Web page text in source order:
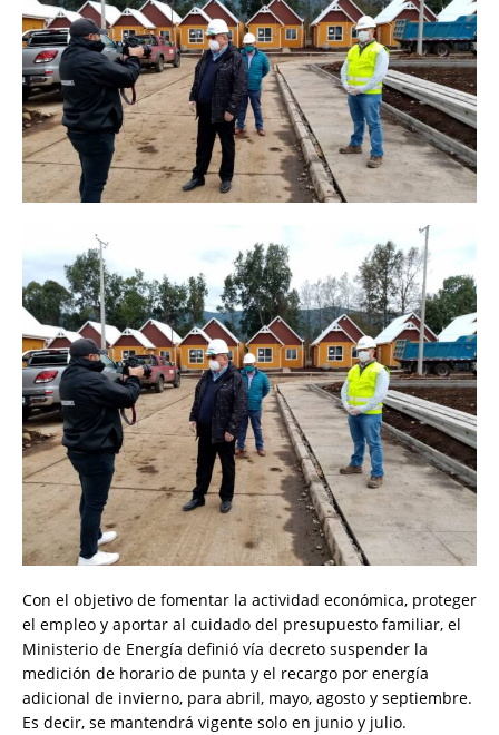
Con el objetivo de fomentar la actividad económica, proteger
el empleo y aportar al cuidado del presupuesto familiar, el
Ministerio de Energía definió vía decreto suspender la
medición de horario de punta y el recargo por energía
adicional de invierno, para abril, mayo, agosto y septiembre.
Es decir, se mantendrá vigente solo en junio y julio.